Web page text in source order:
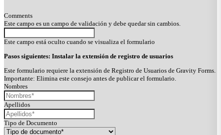
Comments
Este campo es un campo de validación y debe quedar sin cambios.
Este campo está oculto cuando se visualiza el formulario
Pasos siguientes: Instalar la extensión de registro de usuarios
Este formulario requiere la extensión de Registro de Usuarios de Gravity Forms.
Importante: Elimina este consejo antes de publicar el formulario.
Nombres
Apellidos
Tipo de Documento